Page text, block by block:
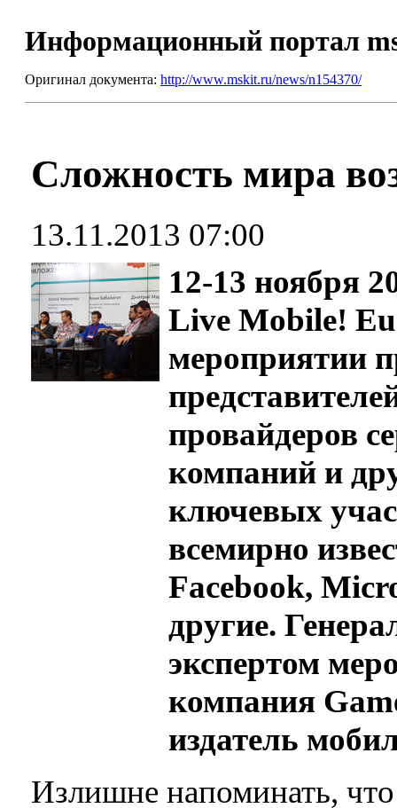
Информационный портал
Оригинал документа: http://www.mskit.ru/news/n154370/
Сложность мира
13.11.2013 07:00
12-13 ноября
Live Mobile!
мероприятии
провайдеров
компаний и
ключевых
всемирно
Facebook,
другие.
экспертом
компания
издатель
Излишне напоминать,